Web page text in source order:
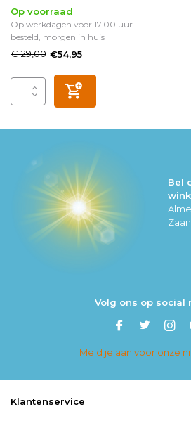
Op voorraad
Op werkdagen voor 17.00 uur
besteld, morgen in huis
€129,00 €54,95
Bel
Volg ons op social
Meld je aan voor onze
Klantenservice